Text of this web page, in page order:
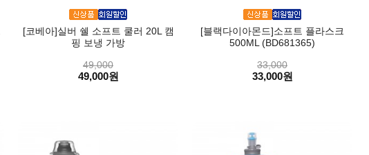
[코베아]실버 쉘 소프트 쿨러 20L 캠
핑 보냉 가방
49,000
49,000원
[블랙다이아몬드]소프트 플라스크
500ML (BD681365)
33,000
33,000원